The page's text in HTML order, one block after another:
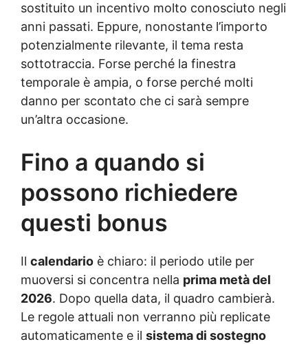
sostituito un incentivo molto conosciuto negli
anni passati. Eppure, nonostante l’importo
potenzialmente rilevante, il tema resta
sottotraccia. Forse perché la finestra
temporale è ampia, o forse perché molti
danno per scontato che ci sarà sempre
un’altra occasione.
Fino a quando si
possono richiedere
questi bonus
Il calendario è chiaro: il periodo utile per
muoversi si concentra nella prima metà del
2026. Dopo quella data, il quadro cambierà.
Le regole attuali non verranno più replicate
automaticamente e il sistema di sostegno